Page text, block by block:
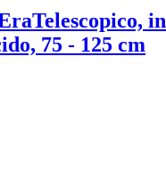
Telescopico, in
75 - 125 cm